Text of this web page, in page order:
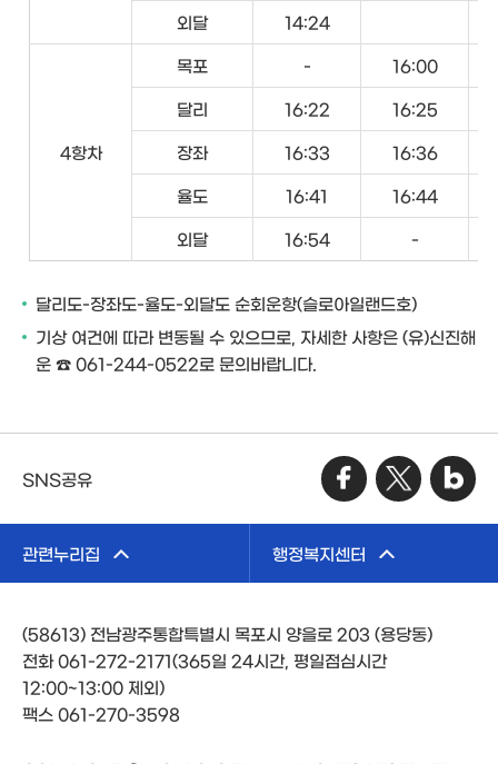
외달 14:24
4항차
목포 - 16:00
달리 16:22 16:25
장좌 16:33 16:36
율도 16:41 16:44
외달 16:54 -
달리도-장좌도-율도-외달도 순회운항(슬로아일랜드호)
기상 여건에 따라 변동될 수 있으므로, 자세한 사항은 (유)신진해
운 ☎ 061-244-0522로 문의바랍니다.
SNS공유
관련누리집 행정복지센터
(58613) 전남광주통합특별시 목포시 양을로 203 (용당동)
전화 061-272-2171(365일 24시간, 평일점심시간
12:00~13:00 제외)
팩스 061-270-3598